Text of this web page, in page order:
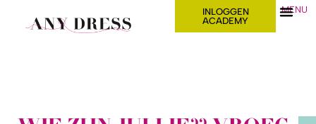
MENU
INLOGGEN
ACADEMY